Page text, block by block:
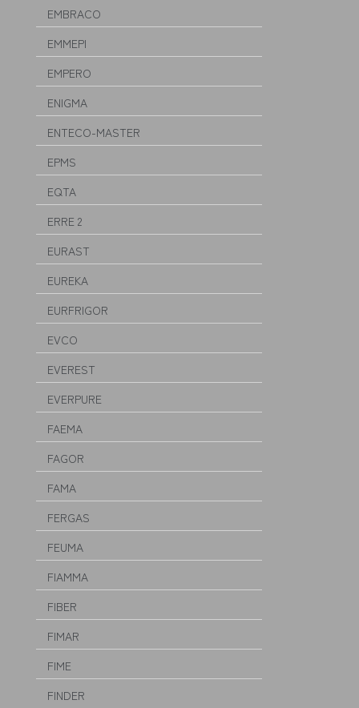
EMBRACO
EMMEPI
EMPERO
ENIGMA
ENTECO-MASTER
EPMS
EQTA
ERRE 2
EURAST
EUREKA
EURFRIGOR
EVCO
EVEREST
EVERPURE
FAEMA
FAGOR
FAMA
FERGAS
FEUMA
FIAMMA
FIBER
FIMAR
FIME
FINDER